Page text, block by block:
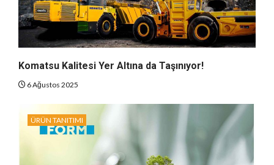
Komatsu Kalitesi Yer Altına da Taşınıyor!
6 Ağustos 2025
ÜRÜN TANITIMI